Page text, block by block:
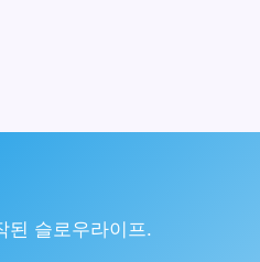
된 슬로우라이프.